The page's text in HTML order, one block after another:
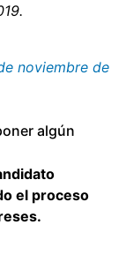
noviembre de
algún
el proceso